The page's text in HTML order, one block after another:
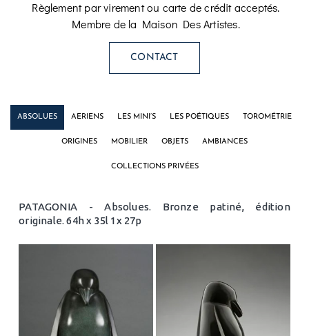
Règlement par virement ou carte de crédit acceptés.
Membre de la Maison Des Artistes.
CONTACT
ABSOLUES AERIENS LES MINI’S LES POÉTIQUES TOROMÉTRIE
ORIGINES MOBILIER OBJETS AMBIANCES
COLLECTIONS PRIVÉES
PATAGONIA - Absolues. Bronze patiné, édition
originale. 64h x 35l 1x 27p